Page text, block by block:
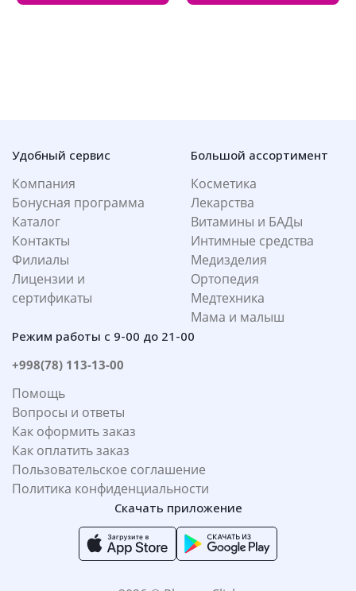
Удобный сервис
Компания
Бонусная программа
Каталог
Контакты
Филиалы
Лицензии и
сертификаты
Большой ассортимент
Косметика
Лекарства
Витамины и БАДы
Интимные средства
Медизделия
Ортопедия
Медтехника
Мама и малыш
Режим работы с 9-00 до 21-00
+998(78) 113-13-00
Помощь
Вопросы и ответы
Как оформить заказ
Как оплатить заказ
Пользовательское соглашение
Политика конфиденциальности
Скачать приложение